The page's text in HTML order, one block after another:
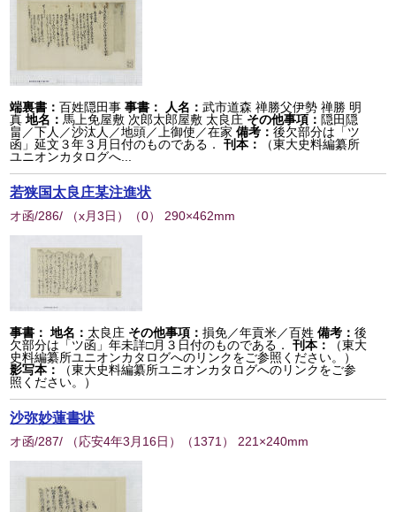
端裏書：百姓隠田事 事書： 人名：武市道森 禅勝父伊勢 禅勝 明
真 地名： 馬上免屋敷 次郎太郎屋敷 太良庄 その他事項： 隠田隠
畠／下人／沙汰人／地頭／上御使／在家 備考：後欠部分は「ツ
函」延文３年３月日付のものである．
刊本：
（東大史料編纂所
ユニオンカタログへ...
若狭国太良庄某注進状
オ函/286/ （x月3日） （0） 290×462mm
事書： 地名： 太良庄 その他事項：損免／年貢米／百姓 備考：後
欠部分は「ツ函」年未詳□月３日付のものである．
刊本：
（東大
史料編纂所ユニオンカタログへのリンクをご参照ください。）
影写本：
（東大史料編纂所ユニオンカタログへのリンクをご参
照ください。）
沙弥妙蓮書状
オ函/287/ （応安4年3月16日） （1371 ） 221×240mm